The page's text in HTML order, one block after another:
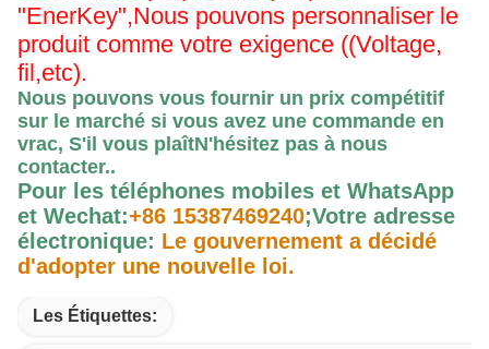
"EnerKey",Nous pouvons personnaliser le
produit comme votre exigence ((Voltage,
fil,etc).
Nous pouvons vous fournir un prix compétitif
sur le marché si vous avez une commande en
vrac, S'il vous plaîtN'hésitez pas à nous
contacter..
Pour les téléphones mobiles et WhatsApp
et Wechat:+86 15387469240;Votre adresse
électronique: Le gouvernement a décidé
d'adopter une nouvelle loi.
Les Étiquettes: